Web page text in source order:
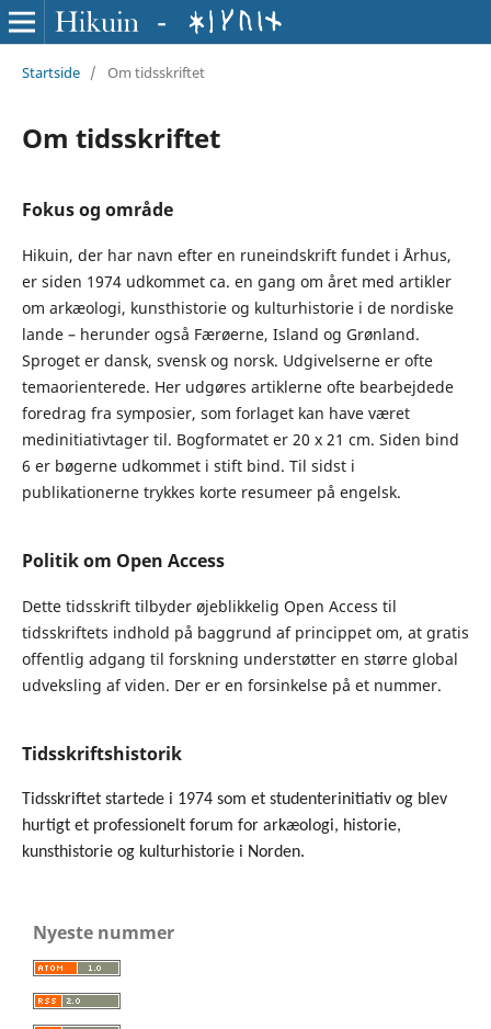
Startside / Om tidsskriftet
Om tidsskriftet
Fokus og område
Hikuin, der har navn efter en runeindskrift fundet i Århus,
er siden 1974 udkommet ca. en gang om året med artikler
om arkæologi, kunsthistorie og kulturhistorie i de nordiske
lande – herunder også Færøerne, Island og Grønland.
Sproget er dansk, svensk og norsk. Udgivelserne er ofte
temaorienterede. Her udgøres artiklerne ofte bearbejdede
foredrag fra symposier, som forlaget kan have været
medinitiativtager til. Bogformatet er 20 x 21 cm. Siden bind
6 er bøgerne udkommet i stift bind. Til sidst i
publikationerne trykkes korte resumeer på engelsk.
Politik om Open Access
Dette tidsskrift tilbyder øjeblikkelig Open Access til
tidsskriftets indhold på baggrund af princippet om, at gratis
offentlig adgang til forskning understøtter en større global
udveksling af viden. Der er en forsinkelse på et nummer.
Tidsskriftshistorik
Tidsskriftet startede i 1974 som et studenterinitiativ og blev
hurtigt et professionelt forum for arkæologi, historie,
kunsthistorie og kulturhistorie i Norden.
Nyeste nummer